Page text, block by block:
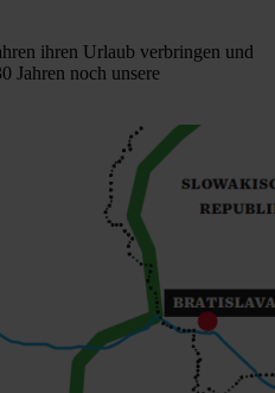
ihren Urlaub verbringen und
Jahren noch unsere